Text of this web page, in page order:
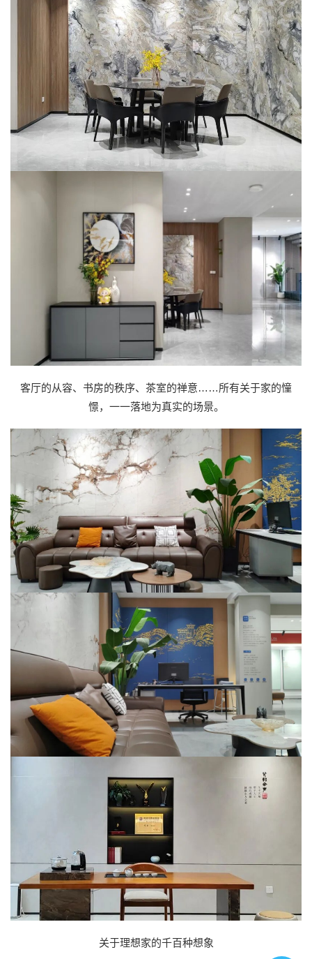
客厅的从容、书房的秩序、茶室的禅意……所有关于家的憧
憬，一一落地为真实的场景。
关于理想家的千百种想象